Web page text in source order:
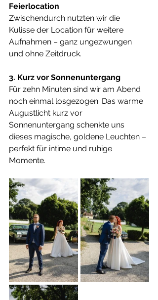
Feierlocation
Zwischendurch nutzten wir die
Kulisse der Location für weitere
Aufnahmen – ganz ungezwungen
und ohne Zeitdruck.
3. Kurz vor Sonnenuntergang
Für zehn Minuten sind wir am Abend
noch einmal losgezogen. Das warme
Augustlicht kurz vor
Sonnenuntergang schenkte uns
dieses magische, goldene Leuchten –
perfekt für intime und ruhige
Momente.